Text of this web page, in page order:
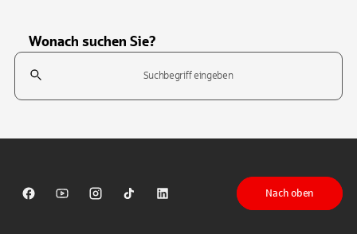
Wonach suchen Sie?
Suchfeld
Sparkasse auf Facebook
Sparkasse auf Youtube
Sparkasse auf Instagram
Sparkasse auf TikTok
Sparkasse auf LinkedIn
Nach oben